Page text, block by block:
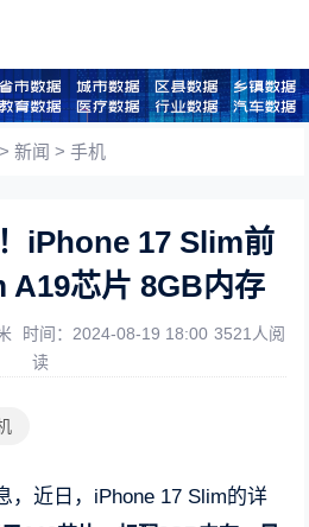
>新闻 >手机
iPhone 17 Slim前
A19芯片 8GB内存
时间：2024-08-19 18:00 3521人阅
读
，近日，iPhone 17 Slim的详